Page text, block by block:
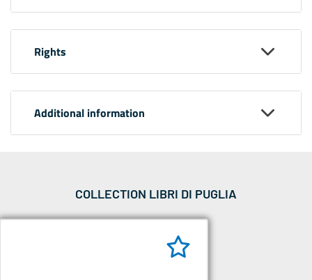
Rights
Additional information
COLLECTION LIBRI DI PUGLIA